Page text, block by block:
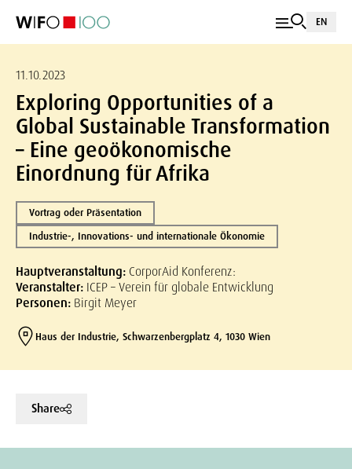
EN
11.10.2023
Exploring Opportunities of a
Global Sustainable Transformation
– Eine geoökonomische
Einordnung für Afrika
Vortrag oder Präsentation
Industrie-, Innovations- und internationale Ökonomie
Hauptveranstaltung: CorporAid Konferenz:
Veranstalter: ICEP – Verein für globale Entwicklung
Personen: Birgit Meyer
Haus der Industrie, Schwarzenbergplatz 4, 1030 Wien
Share